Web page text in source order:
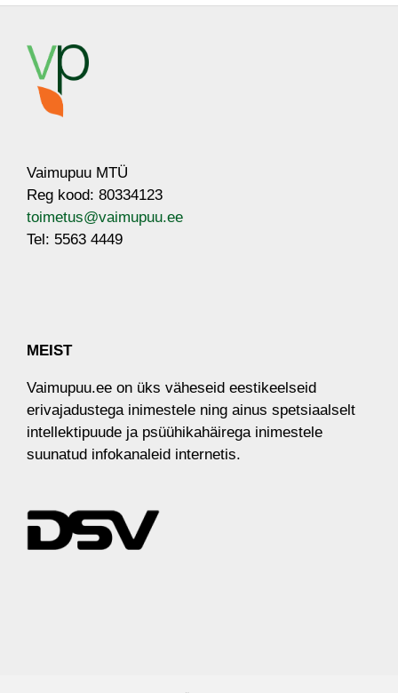
Vaimupuu MTÜ
Reg kood: 80334123
toimetus@vaimupuu.ee
Tel: 5563 4449
MEIST
Vaimupuu.ee on üks väheseid eestikeelseid
erivajadustega inimestele ​ning​ ainus spetsiaalselt
intellektipuude ja psüühikahäirega inimestele
suunatud infokanaleid internetis.